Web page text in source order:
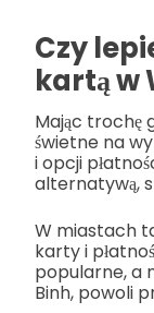
Czy
kartą w
Mając trochę
świetne na
i opcji
alternatywą,
W miastach
karty i
popularne, a
Binh, powoli